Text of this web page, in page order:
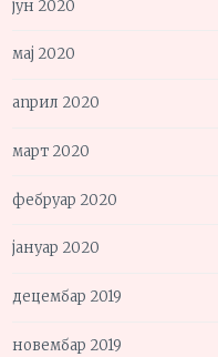
јун 2020
мај 2020
април 2020
март 2020
фебруар 2020
јануар 2020
децембар 2019
новембар 2019